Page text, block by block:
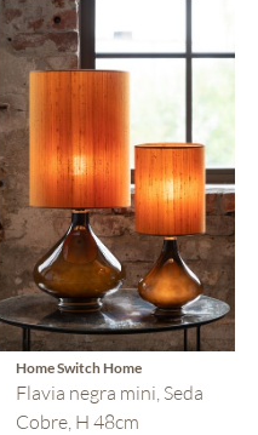
Home Switch Home
Flavia negra mini, Seda
Cobre, H 48cm